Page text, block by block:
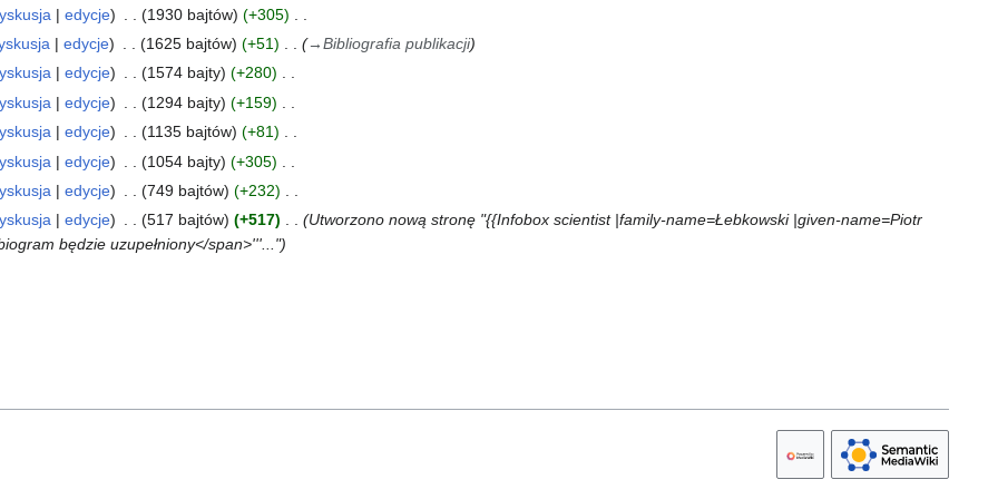
edycje 1930 bajtów
+305
edycje 1625 bajtów +51 →Bibliografia publikacji
edycje 1574 bajty
+280
edycje 1294 bajty
+159
edycje 1135 bajtów
+81
edycje 1054 bajty
+305
edycje 749 bajtów
+232
edycje 517 bajtów +517
Utworzono nową stronę "{{Infobox scientist |family-name=Łebkowski |given-name=Piotr
będzie uzupełniony</span>'''..."